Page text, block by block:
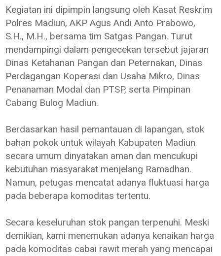
Kegiatan ini dipimpin langsung oleh Kasat Reskrim
Polres Madiun, AKP Agus Andi Anto Prabowo,
S.H., M.H., bersama tim Satgas Pangan. Turut
mendampingi dalam pengecekan tersebut jajaran
Dinas Ketahanan Pangan dan Peternakan, Dinas
Perdagangan Koperasi dan Usaha Mikro, Dinas
Penanaman Modal dan PTSP, serta Pimpinan
Cabang Bulog Madiun.
Berdasarkan hasil pemantauan di lapangan, stok
bahan pokok untuk wilayah Kabupaten Madiun
secara umum dinyatakan aman dan mencukupi
kebutuhan masyarakat menjelang Ramadhan.
Namun, petugas mencatat adanya fluktuasi harga
pada beberapa komoditas tertentu.
Secara keseluruhan stok pangan terpenuhi. Meski
demikian, kami menemukan adanya kenaikan harga
pada komoditas cabai rawit merah yang mencapai